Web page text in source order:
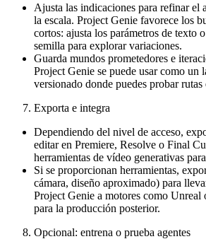
Ajusta las indicaciones para refinar el
la escala. Project Genie favorece los
cortos: ajusta los parámetros de texto
semilla para explorar variaciones.
Guarda mundos prometedores e
Project Genie se puede usar como un
versionado donde puedes probar
Exporta e integra
Dependiendo del nivel de acceso,
editar en Premiere, Resolve o Final
herramientas de vídeo generativas
Si se proporcionan herramientas,
cámara, diseño aproximado) para
Project Genie a motores como
para la producción posterior.
Opcional: entrena o prueba agentes